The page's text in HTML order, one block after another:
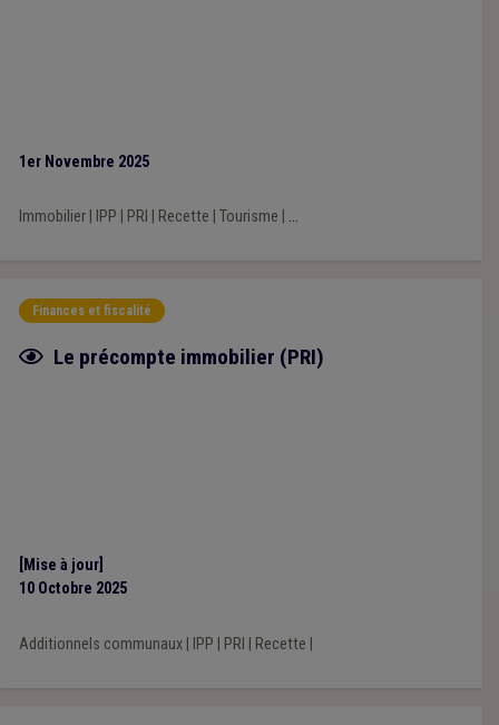
1er Novembre 2025
Immobilier| IPP PRI Recette Tourisme ...
Finances et fiscalité
Fiche focus
Le précompte immobilier (PRI)
[Mise à jour]
10 Octobre 2025
Additionnels communaux| IPP PRI Recette